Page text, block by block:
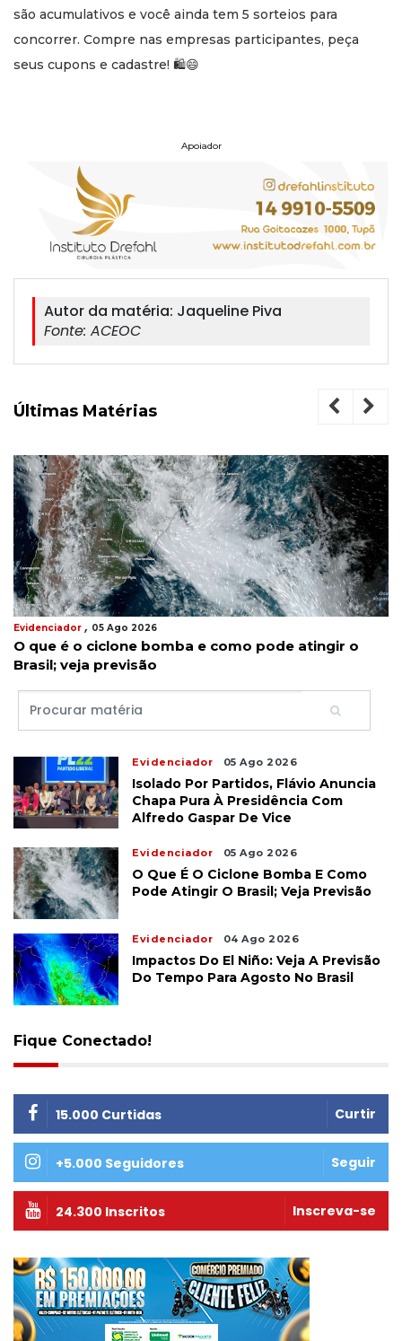
são acumulativos e você ainda tem 5 sorteios para
concorrer. Compre nas empresas participantes, peça
seus cupons e cadastre! 🛍😄
Apoiador
Autor da matéria: Jaqueline Piva
Fonte: ACEOC
Últimas Matérias
Evidenciador , 05 Ago 2026
O que é o ciclone bomba e como pode atingir o
Brasil; veja previsão
Evidenciador 05 Ago 2026
Isolado Por Partidos, Flávio Anuncia
Chapa Pura À Presidência Com
Alfredo Gaspar De Vice
Evidenciador 05 Ago 2026
O Que É O Ciclone Bomba E Como
Pode Atingir O Brasil; Veja Previsão
Evidenciador 04 Ago 2026
Impactos Do El Niño: Veja A Previsão
Do Tempo Para Agosto No Brasil
Fique Conectado!
15.000 Curtidas Curtir
+5.000 Seguidores Seguir
24.300 Inscritos Inscreva-se